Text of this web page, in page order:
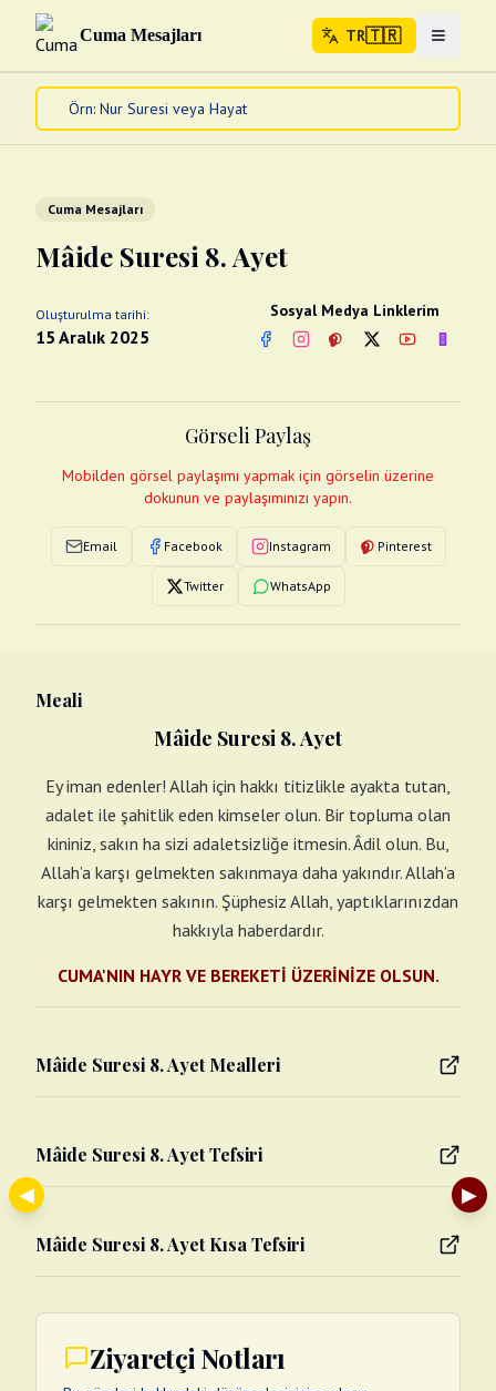
Cuma Mesajları TR🇹🇷 Menuyu
Ana Sayfa
Diğer
Abdest Videoları
Fotograflar
Cuma Mesajları
Mâide Suresi 8. Ayet
Oluşturulma tarihi:
15 Aralık 2025
Sosyal Medya Linklerim
FacebookInstagram
PinterestTwitterYouTube
Görseli Paylaş
Mobilden görsel paylaşımı yapmak için görselin üzerine
dokunun ve paylaşımınızı yapın.
Email Facebook Instagram Pinterest
Twitter WhatsApp
Meali
Mâide Suresi 8. Ayet
Ey iman edenler! Allah için hakkı titizlikle ayakta tutan,
adalet ile şahitlik eden kimseler olun. Bir topluma olan
kininiz, sakın ha sizi adaletsizliğe itmesin. Âdil olun. Bu,
Allah’a karşı gelmekten sakınmaya daha yakındır. Allah’a
karşı gelmekten sakının. Şüphesiz Allah, yaptıklarınızdan
hakkıyla haberdardır.
CUMA'NIN HAYR VE BEREKETİ ÜZERİNİZE OLSUN.
Mâide Suresi 8. Ayet Mealleri
Mâide Suresi 8. Ayet Tefsiri
Mâide Suresi 8. Ayet Kısa Tefsiri
Ziyaretçi Notları
◀ ▶